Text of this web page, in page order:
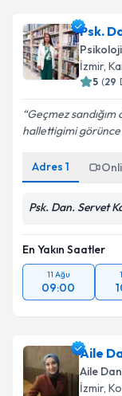
Psk.
İzmir,
5 (29
Geçmez
hallettigimi
Adres 1
Psk. Dan. Servet
En Yakın Saatler
11 Ağu
09:00
Aile
Aile
İzmir,